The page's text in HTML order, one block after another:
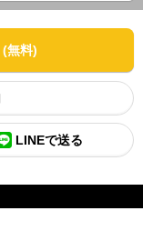
(無料)
LINEで送る